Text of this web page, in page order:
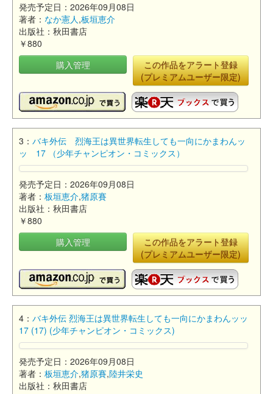
発売予定日：2026年09月08日
著者： なか憲人,板垣恵介
出版社：秋田書店
￥880
購入管理
この作品をアラート登録
(プレミアムユーザー限定)
3： バキ外伝 烈海王は異世界転生しても一向にかまわんッ
ッ 17 （少年チャンピオン・コミックス）
発売予定日：2026年09月08日
著者： 板垣恵介,猪原賽
出版社：秋田書店
￥880
購入管理
この作品をアラート登録
(プレミアムユーザー限定)
4： バキ外伝 烈海王は異世界転生しても一向にかまわんッッ
17 (17) (少年チャンピオン・コミックス)
発売予定日：2026年09月08日
著者： 板垣恵介,猪原賽,陸井栄史
出版社：秋田書店